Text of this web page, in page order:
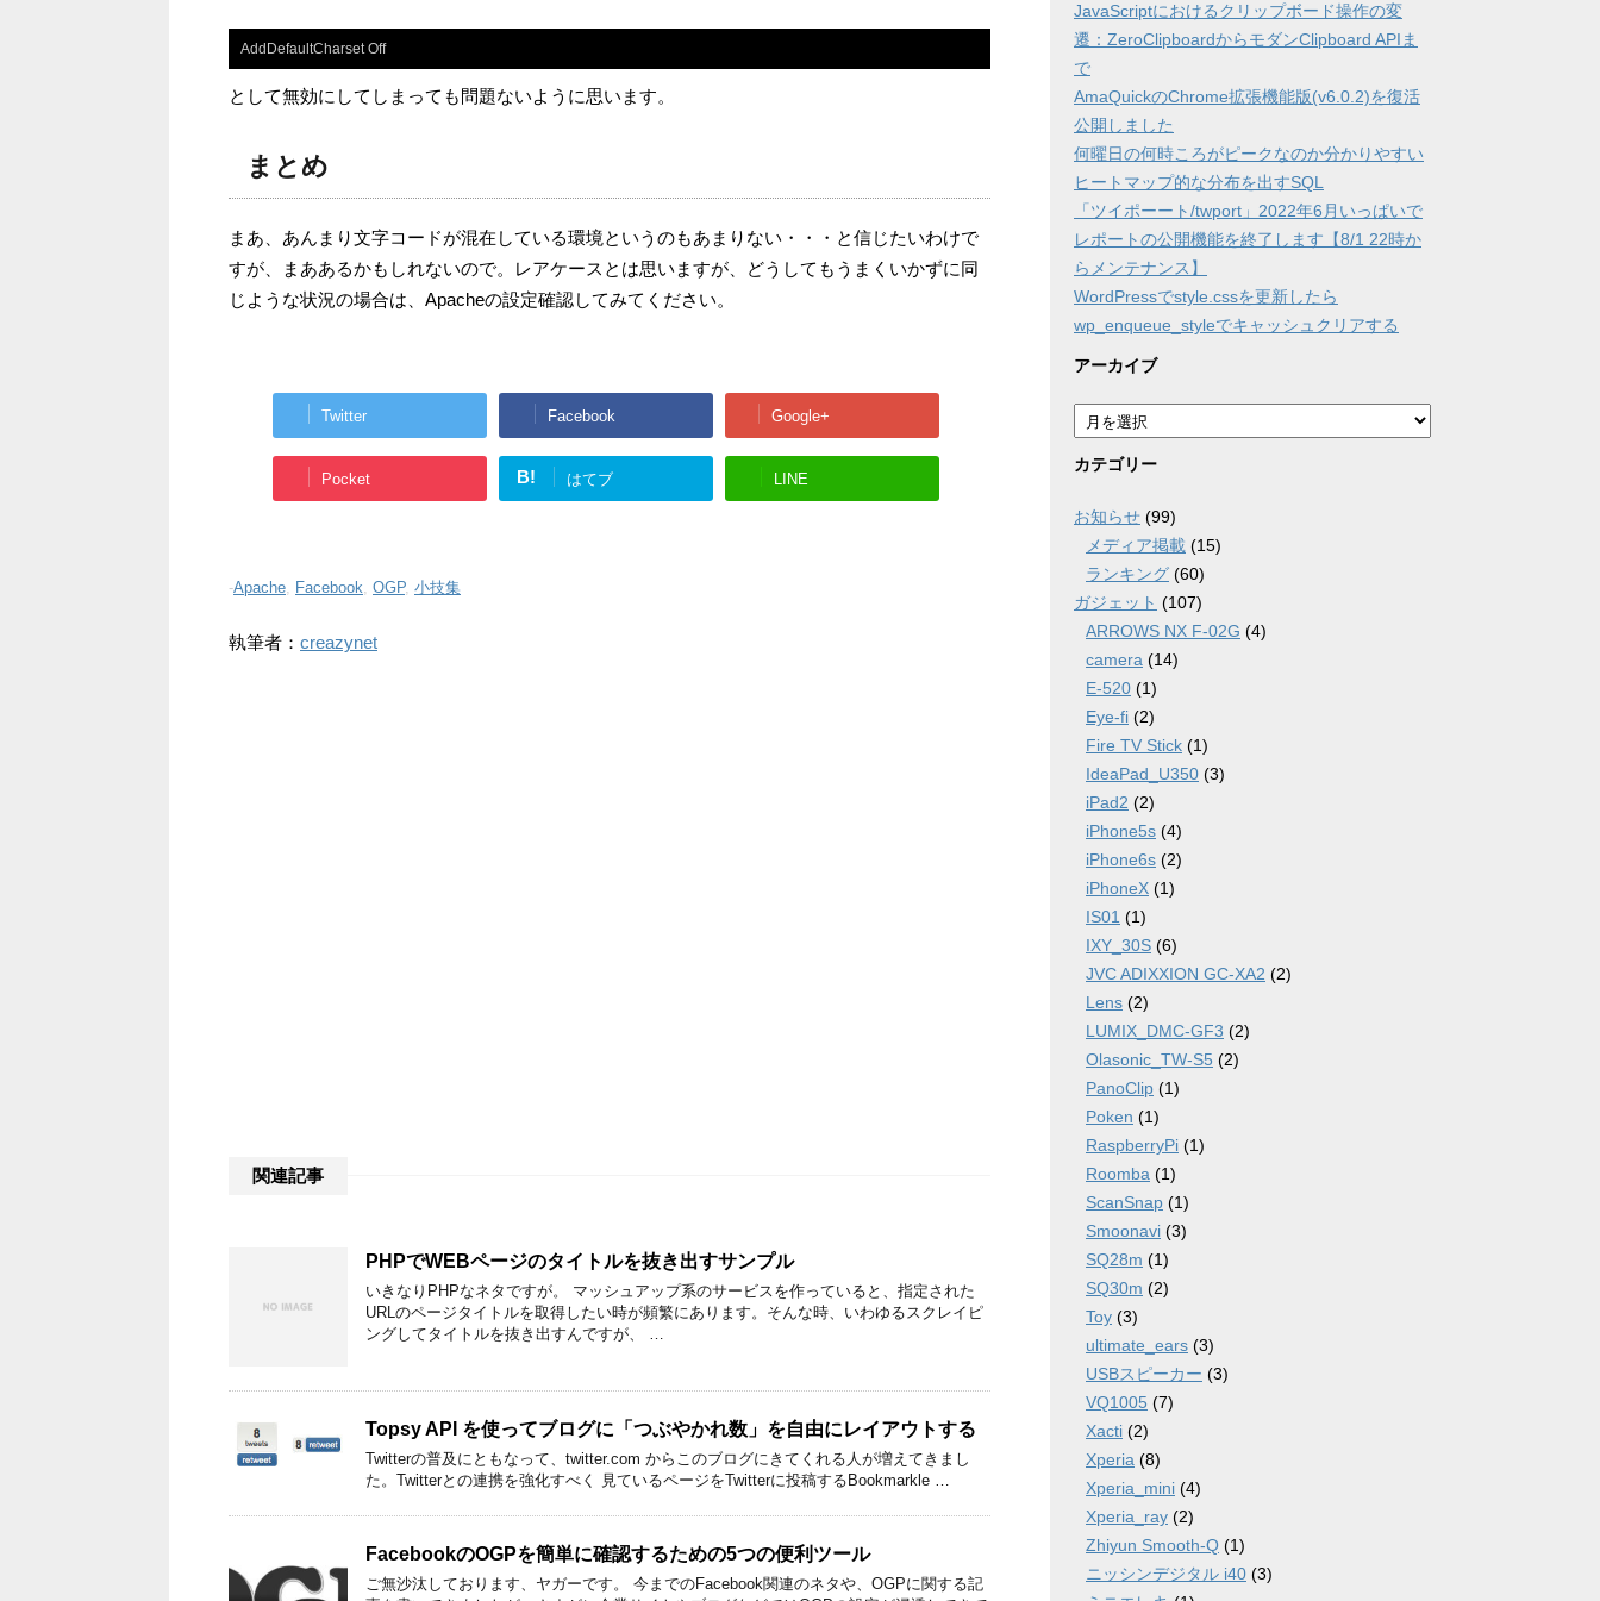
AddDefaultCharset Off
として無効にしてしまっても問題ないように思います。
まとめ
まあ、あんまり文字コードが混在している環境というのもあまりない・・・と信じたいわけで
すが、まああるかもしれないので。レアケースとは思いますが、どうしてもうまくいかずに同
じような状況の場合は、Apacheの設定確認してみてください。
Twitter Facebook Google+
Pocket B! はてブ LINE
-Apache, Facebook, OGP, 小技集
執筆者： creazynet
関連記事
PHPでWEBページのタイトルを抜き出すサンプル
いきなりPHPなネタですが。 マッシュアップ系のサービスを作っていると、指定された
URLのページタイトルを取得したい時が頻繁にあります。そんな時、いわゆるスクレイピ
ングしてタイトルを抜き出すんですが、 …
Topsy API を使ってブログに「つぶやかれ数」を自由にレイアウトする
Twitterの普及にともなって、twitter.com からこのブログにきてくれる人が増えてきまし
た。Twitterとの連携を強化すべく 見ているページをTwitterに投稿するBookmarkle …
FacebookのOGPを簡単に確認するための5つの便利ツール
ご無沙汰しております、ヤガーです。 今までのFacebook関連のネタや、OGPに関する記
JavaScriptにおけるクリップボード操作の変
遷：ZeroClipboardからモダンClipboard APIま
で
AmaQuickのChrome拡張機能版(v6.0.2)を復活
公開しました
何曜日の何時ころがピークなのか分かりやすい
ヒートマップ的な分布を出すSQL
「ツイポーート/twport」2022年6月いっぱいで
レポートの公開機能を終了します【8/1 22時か
らメンテナンス】
WordPressでstyle.cssを更新したら
wp_enqueue_styleでキャッシュクリアする
アーカイブ
ア
ー
カ
ブ
カテゴリー
お知らせ (99)
メディア掲載 (15)
ランキング (60)
ガジェット (107)
ARROWS NX F-02G (4)
camera (14)
E-520 (1)
Eye-fi (2)
Fire TV Stick (1)
IdeaPad_U350 (3)
iPad2 (2)
iPhone5s (4)
iPhone6s (2)
iPhoneX (1)
IS01 (1)
IXY_30S (6)
JVC ADIXXION GC-XA2 (2)
Lens (2)
LUMIX_DMC-GF3 (2)
Olasonic_TW-S5 (2)
PanoClip (1)
Poken (1)
RaspberryPi (1)
Roomba (1)
ScanSnap (1)
Smoonavi (3)
SQ28m (1)
SQ30m (2)
Toy (3)
ultimate_ears (3)
USBスピーカー (3)
VQ1005 (7)
Xacti (2)
Xperia (8)
Xperia_mini (4)
Xperia_ray (2)
Zhiyun Smooth-Q (1)
ニッシンデジタル i40 (3)